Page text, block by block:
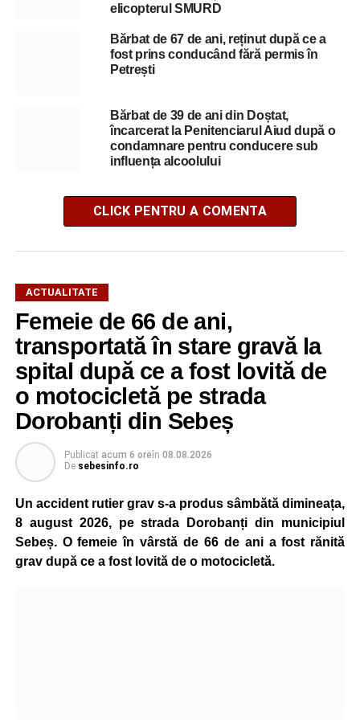
elicopterul SMURD
Bărbat de 67 de ani, reținut după ce a
fost prins conducând fără permis în
Petrești
Bărbat de 39 de ani din Doștat,
încarcerat la Penitenciarul Aiud după o
condamnare pentru conducere sub
influența alcoolului
CLICK PENTRU A COMENTA
ACTUALITATE
Femeie de 66 de ani,
transportată în stare gravă la
spital după ce a fost lovită de
o motocicletă pe strada
Dorobanți din Sebeș
Publicat acum 6 oreîn 08.08.2026
De sebesinfo.ro
Un accident rutier grav s-a produs sâmbătă dimineața,
8 august 2026, pe strada Dorobanți din municipiul
Sebeș. O femeie în vârstă de 66 de ani a fost rănită
grav după ce a fost lovită de o motocicletă.